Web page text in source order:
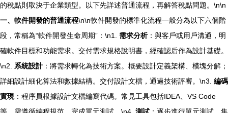
的稅點則取決于企業類型。以下先詳述普通流程，再解答稅點問題。\n\n
一、軟件開發的普通流程\n\n軟件開發的標準化流程一般分為以下六個階
段，常稱為“軟件開發生命周期”：\n1. 需求分析：與客戶或用戶溝通，明
確軟件目標和功能需求。交付需求規格說明書，經確認后作為設計基礎。
\n2. 系統設計：將需求轉化為技術方案。概要設計定義架構、模塊分解；
詳細設計細化算法和數據結構。交付設計文檔，通過技術評審。\n3. 編碼
實現：程序員根據設計文檔編寫代碼。常見工具包括IDEA、VS Code
等，需遵循編程規范，完成單元測試。\n4. 測試 ：逐步進行單元測試、集